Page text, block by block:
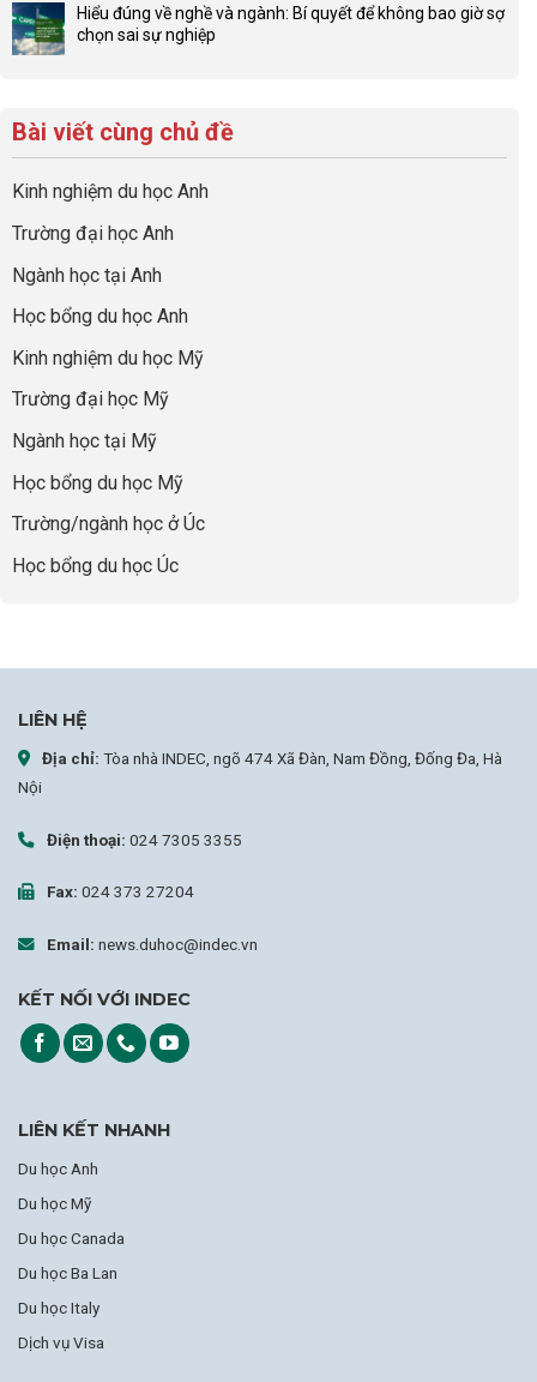
network
gia
đình
sự
nghiệp
sớm:
Chiến
hiệu
quả
của
cha
thông
Đừng
để
bộ
hồ
sơ
du
học
“Dày
hoạt
động
nhưng
thiếu
năng
lực”
bình
luận
Việc
Biến
Đoạn
Visa
“Bước
Vàng”
Cất
Cánh
Hiểu đúng về nghề và ngành: Bí quyết để không bao giờ sợ
chọn sai sự nghiệp
luận
ở
Hiểu
đúng
nghề
và
ngành:
Bí
quyết
không
giờ
chọn
sự
Bài viết cùng chủ đề
Kinh nghiệm du học Anh
Trường đại học Anh
Ngành học tại Anh
Học bổng du học Anh
Kinh nghiệm du học Mỹ
Trường đại học Mỹ
Ngành học tại Mỹ
Học bổng du học Mỹ
Trường/ngành học ở Úc
Học bổng du học Úc
LIÊN HỆ
Địa chỉ: Tòa nhà INDEC, ngõ 474 Xã Đàn, Nam Đồng, Đống Đa, Hà
Nội
Điện thoại: 024 7305 3355
Fax: 024 373 27204
Email: news.duhoc@indec.vn
KẾT NỐI VỚI INDEC
LIÊN KẾT NHANH
Du học Anh
Du học Mỹ
Du học Canada
Du học Ba Lan
Du học Italy
Dịch vụ Visa